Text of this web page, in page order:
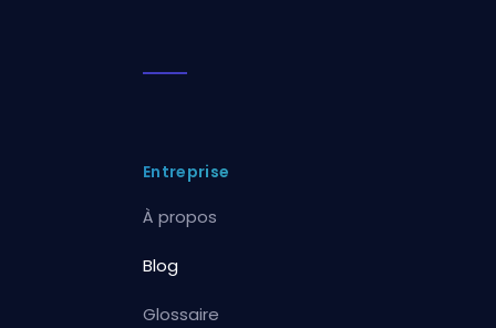
Entreprise
À propos
Blog
Glossaire